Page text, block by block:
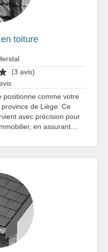
toiture
(3 avis)
positionne comme votre
de Liège. Ce
avec précision pour
en assurant…